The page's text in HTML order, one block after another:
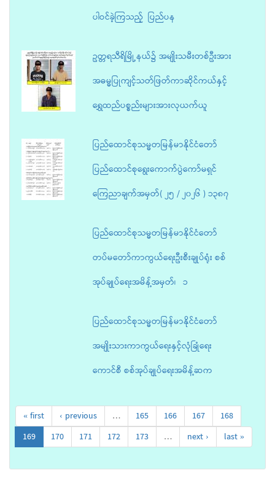
ပါဝင်ခဲ့ကြသည့် ပြည်ပန
ဥတ္တရသီရိမြို့နယ်၌ အမျိုးသမီးတစ်ဦးအား
အဓမ္မပြုကျင့်သတ်ဖြတ်ကာဆိုင်ကယ်နှင့်
ရွှေထည်ပစ္စည်းများအားလုယက်ယူ
ပြည်ထောင်စုသမ္မတမြန်မာနိုင်ငံတော်
ပြည်ထောင်စုရွေးကောက်ပွဲကော်မရှင်
ကြေညာချက်အမှတ်( ၂၅ / ၂၀၂၆ ) ၁၃၈၇
ပြည်ထောင်စုသမ္မတမြန်မာနိုင်ငံတော်
တပ်မတော်ကာကွယ်ရေးဦးစီးချုပ်ရုံး စစ်
အုပ်ချုပ်ရေးအမိန့်အမှတ်၊ ၁
ပြည်ထောင်စုသမ္မတမြန်မာနိုင်ငံတော်
အမျိုးသားကာကွယ်ရေးနှင့်လုံခြုံရေး
ကောင်စီ စစ်အုပ်ချုပ်ရေးအမိန့်ဆက
« first ‹ previous … 165 166 167
168
169
170 171 172 173 … next › last »